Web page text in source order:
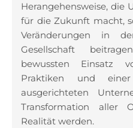
Herangehensweise,
für die Zukunft macht,
Veränderungen in
Gesellschaft
bewussten Einsatz
Praktiken und
ausgerichteten
Transformation aller
Realität werden.